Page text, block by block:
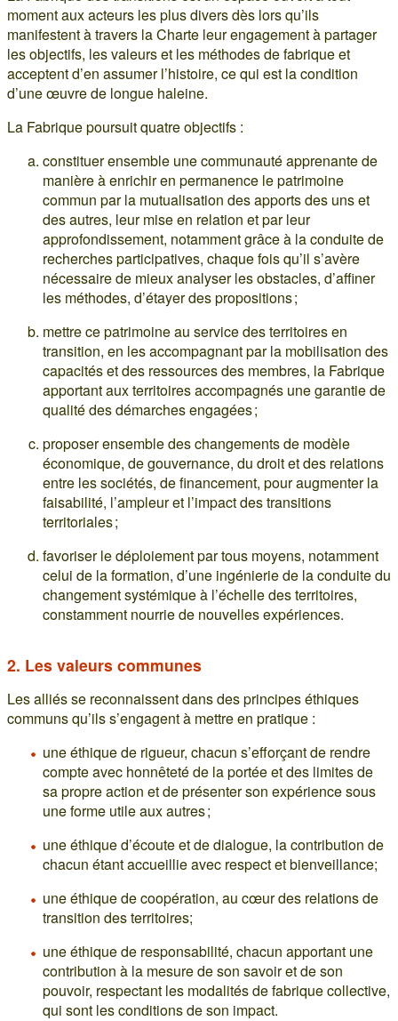
moment aux acteurs les plus divers dès lors qu’ils
manifestent à travers la Charte leur engagement à partager
les objectifs, les valeurs et les méthodes de fabrique et
acceptent d’en assumer l’histoire, ce qui est la condition
d’une œuvre de longue haleine.
La Fabrique poursuit quatre objectifs :
constituer ensemble une communauté apprenante de
manière à enrichir en permanence le patrimoine
commun par la mutualisation des apports des uns et
des autres, leur mise en relation et par leur
approfondissement, notamment grâce à la conduite de
recherches participatives, chaque fois qu’il s’avère
nécessaire de mieux analyser les obstacles, d’affiner
les méthodes, d’étayer des propositions ;
mettre ce patrimoine au service des territoires en
transition, en les accompagnant par la mobilisation des
capacités et des ressources des membres, la Fabrique
apportant aux territoires accompagnés une garantie de
qualité des démarches engagées ;
proposer ensemble des changements de modèle
économique, de gouvernance, du droit et des relations
entre les sociétés, de financement, pour augmenter la
faisabilité, l’ampleur et l’impact des transitions
territoriales ;
favoriser le déploiement par tous moyens, notamment
celui de la formation, d’une ingénierie de la conduite du
changement systémique à l’échelle des territoires,
constamment nourrie de nouvelles expériences.
2. Les valeurs communes
Les alliés se reconnaissent dans des principes éthiques
communs qu’ils s’engagent à mettre en pratique :
une éthique de rigueur, chacun s’efforçant de rendre
compte avec honnêteté de la portée et des limites de
sa propre action et de présenter son expérience sous
une forme utile aux autres ;
une éthique d’écoute et de dialogue, la contribution de
chacun étant accueillie avec respect et bienveillance;
une éthique de coopération, au cœur des relations de
transition des territoires;
une éthique de responsabilité, chacun apportant une
contribution à la mesure de son savoir et de son
pouvoir, respectant les modalités de fabrique collective,
qui sont les conditions de son impact.